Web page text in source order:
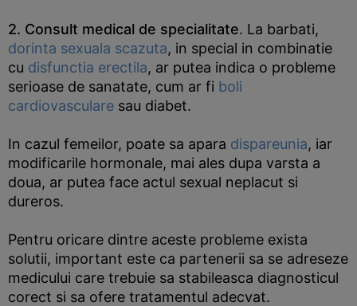
2. Consult medical de specialitate. La barbati,
dorinta sexuala scazuta, in special in combinatie
cu disfunctia erectila, ar putea indica o probleme
serioase de sanatate, cum ar fi boli
cardiovasculare sau diabet.
In cazul femeilor, poate sa apara dispareunia, iar
modificarile hormonale, mai ales dupa varsta a
doua, ar putea face actul sexual neplacut si
dureros.
Pentru oricare dintre aceste probleme exista
solutii, important este ca partenerii sa se adreseze
medicului care trebuie sa stabileasca diagnosticul
corect si sa ofere tratamentul adecvat.